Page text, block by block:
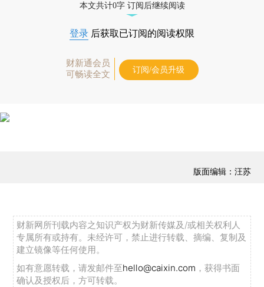
本文共计0字 订阅后继续阅读
登录 后获取已订阅的阅读权限
财新通会员
可畅读全文
订阅/会员升级
版面编辑：汪苏
财新网所刊载内容之知识产权为财新传媒及/或相关权利人
专属所有或持有。未经许可，禁止进行转载、摘编、复制及
建立镜像等任何使用。
如有意愿转载，请发邮件至hello@caixin.com ，获得书面
确认及授权后，方可转载。